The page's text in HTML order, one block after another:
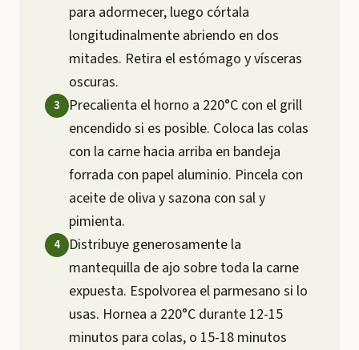
para adormecer, luego córtala
longitudinalmente abriendo en dos
mitades. Retira el estómago y vísceras
oscuras.
Precalienta el horno a 220°C con el grill
encendido si es posible. Coloca las colas
con la carne hacia arriba en bandeja
forrada con papel aluminio. Pincela con
aceite de oliva y sazona con sal y
pimienta.
Distribuye generosamente la
mantequilla de ajo sobre toda la carne
expuesta. Espolvorea el parmesano si lo
usas. Hornea a 220°C durante 12-15
minutos para colas, o 15-18 minutos